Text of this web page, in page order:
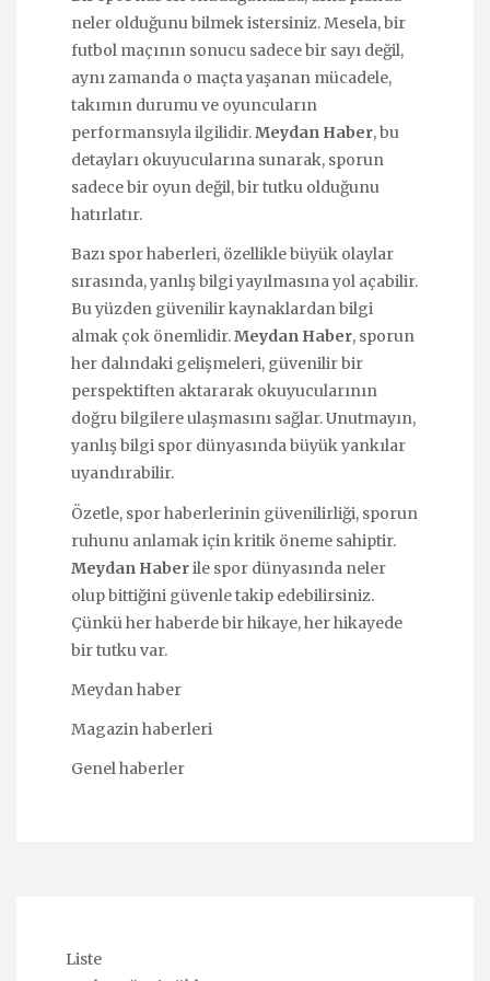
neler olduğunu bilmek istersiniz. Mesela, bir
futbol maçının sonucu sadece bir sayı değil,
aynı zamanda o maçta yaşanan mücadele,
takımın durumu ve oyuncuların
performansıyla ilgilidir.Meydan Haber, bu
detayları okuyucularına sunarak, sporun
sadece bir oyun değil, bir tutku olduğunu
hatırlatır.
Bazı spor haberleri, özellikle büyük olaylar
sırasında, yanlış bilgi yayılmasına yol açabilir.
Bu yüzden güvenilir kaynaklardan bilgi
almak çok önemlidir.Meydan Haber, sporun
her dalındaki gelişmeleri, güvenilir bir
perspektiften aktararak okuyucularının
doğru bilgilere ulaşmasını sağlar. Unutmayın,
yanlış bilgi spor dünyasında büyük yankılar
uyandırabilir.
Özetle, spor haberlerinin güvenilirliği, sporun
ruhunu anlamak için kritik öneme sahiptir.
Meydan Haberile spor dünyasında neler
olup bittiğini güvenle takip edebilirsiniz.
Çünkü her haberde bir hikaye, her hikayede
bir tutku var.
Meydan haber
Magazin haberleri
Genel haberler
Liste